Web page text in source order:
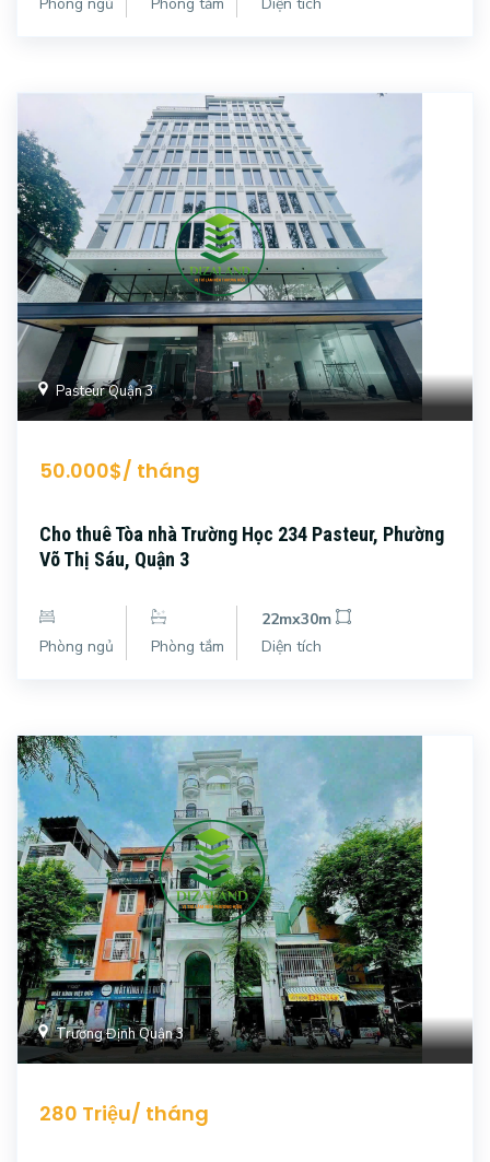
Pasteur Quận 3
50.000$/ tháng
Cho thuê Tòa nhà Trường Học 234 Pasteur, Phường
Võ Thị Sáu, Quận 3
Phòng ngủ Phòng tắm
22mx30m
Diện tích
Trương Định Quận 3
280 Triệu/ tháng